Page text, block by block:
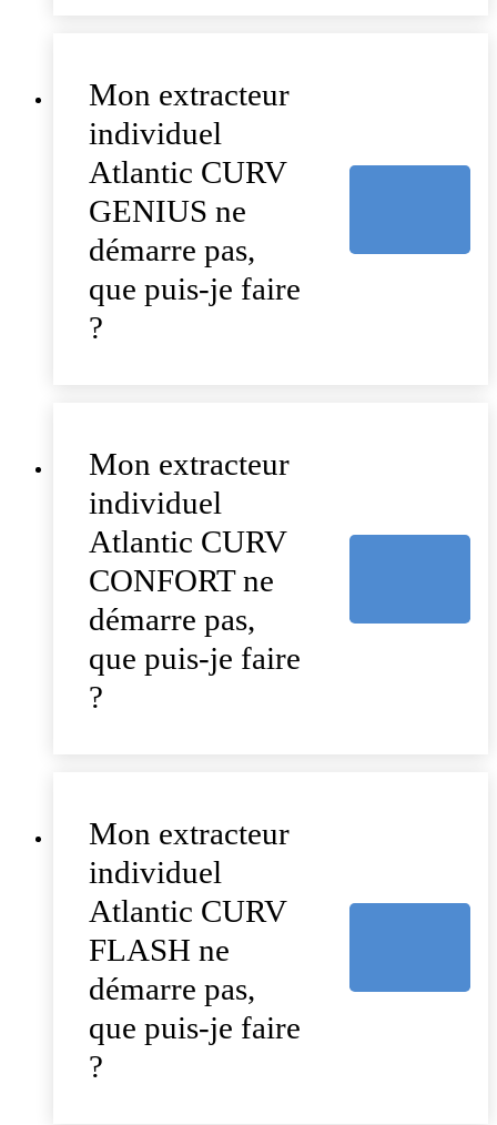
Mon extracteur
individuel
Atlantic CURV
GENIUS ne
démarre pas,
que puis-je faire
?
Mon extracteur
individuel
Atlantic CURV
CONFORT ne
démarre pas,
que puis-je faire
?
Mon extracteur
individuel
Atlantic CURV
FLASH ne
démarre pas,
que puis-je faire
?